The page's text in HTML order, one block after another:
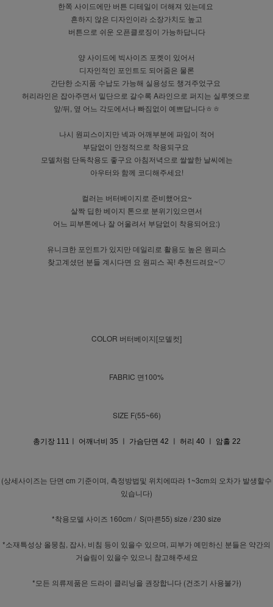
한쪽 사이드에만 버튼 디테일이 더해져 있는데요
흔하지 않은 디자인이라 소장가치도 높고
버튼으로 쉬운 오픈클로징이 가능하답니다
양 사이드에 빅사이즈 포켓이 있어서
디자인적인 포인트도 되어줌은 물론
간단한 소지품 수납도 가능해 실용성도 챙겨주었구요
허리라인은 잡아주면서 밑단으로 갈수록 A라인으로 퍼지는 실루엣으로
앞/뒤, 옆 어느 각도에서나 빠짐없이 예쁘답니다ㅎㅎ
나시 원피스이지만 넥과 어깨부분에 파임이 적어
부담없이 안정적으로 착용되구요
모델처럼 단독착용도 좋구요 아침저녁으로 쌀쌀한 날씨에는
아우터와 함께 코디해주세요!
컬러는 버터베이지로 준비했어요~
살짝 딥한 베이지 톤으로 분위기있으면서
어느 피부톤에나 잘 어울려서 부담없이 착용되어요:)
유니크한 포인트가 있지만 데일리로 활용도 높은 원피스
찾고계셨던 분들 계시다면 요 원피스 꼭! 추천드려요~♡
COLOR 버터베이지[모델컷]
FABRIC 면100%
SIZE F(55~66)
총기장 111ㅣ 어깨너비 35 ㅣ 가슴단면 42 ㅣ 허리 40 ㅣ 암홀 22
(상세사이즈는 단면 cm 기준이며, 측정방법및 위치에따라 1~3cm의 오차가 발생할수
있습니다)
*착용모델 사이즈 160cm / S(마른55) size / 230 size
*소재특성상 올뭉침, 잡사, 비침 등이 있을수 있으며, 피부가 예민하신 분들은 약간의
거슬림이 있을수 있으니 참고해주세요
*모든 의류제품은 드라이 클리닝을 권장합니다 (건조기 사용불가)